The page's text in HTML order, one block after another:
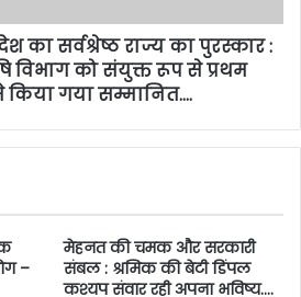
का सर्वश्रेष्ठ राज्य का पुरस्कार :
विभाग को संयुक्त रूप से प्रथम
किया गया सम्मानित….
–
मेहनत की चमक और सरकारी
संबल : श्रमिक की बेटी डिंपल
कश्यप संवार रही अपना भविष्य….